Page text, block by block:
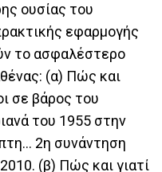
ουσίας του
εφαρμογής
το ασφαλέστερο
(α) Πώς και
σε βάρος του
του 1955 στην
2η συνάντηση
(β) Πώς και γιατί